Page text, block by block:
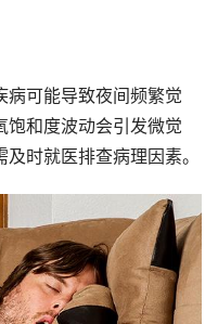
病可能导致夜间频繁觉
饱和度波动会引发微觉
时就医排查病理因素。